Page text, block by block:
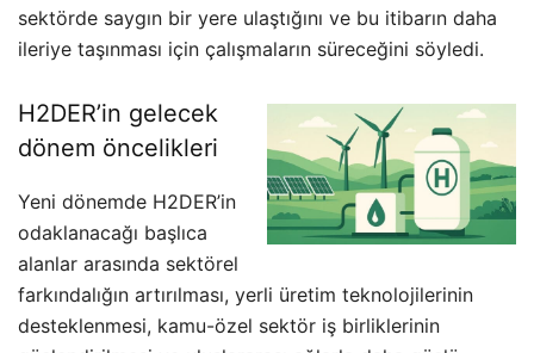
sektörde saygın bir yere ulaştığını ve bu itibarın daha
ileriye taşınması için çalışmaların süreceğini söyledi.
H2DER’in gelecek
dönem öncelikleri
Yeni dönemde H2DER’in
odaklanacağı başlıca
alanlar arasında sektörel
farkındalığın artırılması, yerli üretim teknolojilerinin
desteklenmesi, kamu-özel sektör iş birliklerinin